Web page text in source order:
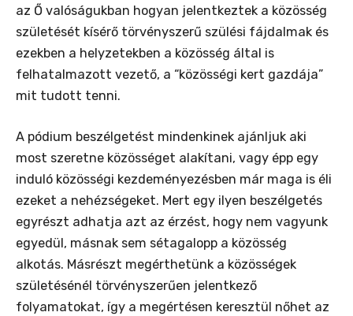
az Ő valóságukban hogyan jelentkeztek a közösség
születését kísérő törvényszerű szülési fájdalmak és
ezekben a helyzetekben a közösség által is
felhatalmazott vezető, a “közösségi kert gazdája”
mit tudott tenni.
A pódium beszélgetést mindenkinek ajánljuk aki
most szeretne közösséget alakítani, vagy épp egy
induló közösségi kezdeményezésben már maga is éli
ezeket a nehézségeket. Mert egy ilyen beszélgetés
egyrészt adhatja azt az érzést, hogy nem vagyunk
egyedül, másnak sem sétagalopp a közösség
alkotás. Másrészt megérthetünk a közösségek
születésénél törvényszerűen jelentkező
folyamatokat, így a megértésen keresztül nőhet az